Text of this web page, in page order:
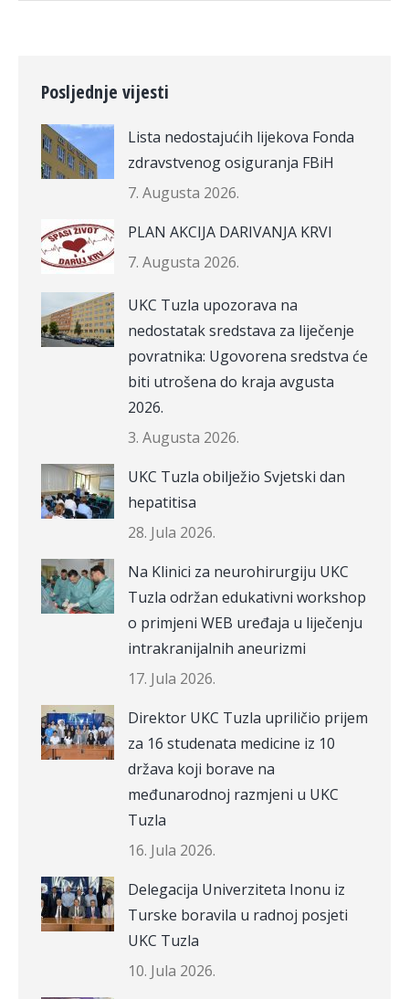
Posljednje vijesti
Lista nedostajućih lijekova Fonda
zdravstvenog osiguranja FBiH
7. Augusta 2026.
PLAN AKCIJA DARIVANJA KRVI
7. Augusta 2026.
UKC Tuzla upozorava na
nedostatak sredstava za liječenje
povratnika: Ugovorena sredstva će
biti utrošena do kraja avgusta
2026.
3. Augusta 2026.
UKC Tuzla obilježio Svjetski dan
hepatitisa
28. Jula 2026.
Na Klinici za neurohirurgiju UKC
Tuzla održan edukativni workshop
o primjeni WEB uređaja u liječenju
intrakranijalnih aneurizmi
17. Jula 2026.
Direktor UKC Tuzla upriličio prijem
za 16 studenata medicine iz 10
država koji borave na
međunarodnoj razmjeni u UKC
Tuzla
16. Jula 2026.
Delegacija Univerziteta Inonu iz
Turske boravila u radnoj posjeti
UKC Tuzla
10. Jula 2026.